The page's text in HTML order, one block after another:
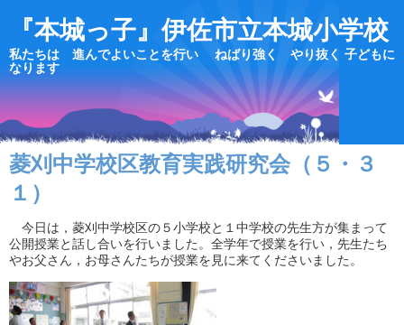
『本城っ子』伊佐市立本城小学校
私たちは 進んでよいことを行い ねばり強く やり抜く 子どもに
なります
菱刈中学校区教育実践研究会（５・３
１）
今日は，菱刈中学校区の５小学校と１中学校の先生方が集まって
公開授業と話し合いを行いました。全学年で授業を行い，先生たち
やお父さん，お母さんたちが授業を見に来てくださいました。